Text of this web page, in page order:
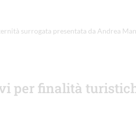
surrogata presentata da Andrea
per finalità